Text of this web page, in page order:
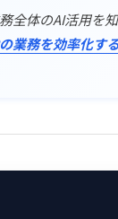
全体のAI活用を
業務を効率化す